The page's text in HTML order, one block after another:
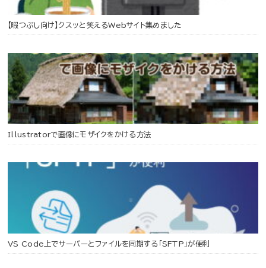
【暇つぶし向け】クスッと笑えるWebサイト集めました
Illustratorで画像にモザイクをかける方法
VS Code上でサーバーとファイルを同期する「SFTP」が便利